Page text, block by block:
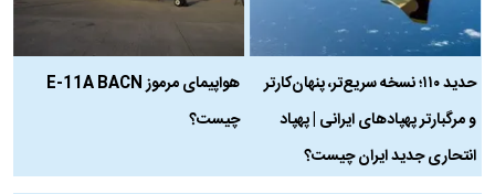
حدید ۱۱۰؛ نسخه سریع‌تر، پنهان‌کارتر
و مرگبارتر پهپادهای ایرانی | پهپاد
انتحاری جدید ایران چیست؟
هواپیمای مرموز E-11A BACN
چیست؟